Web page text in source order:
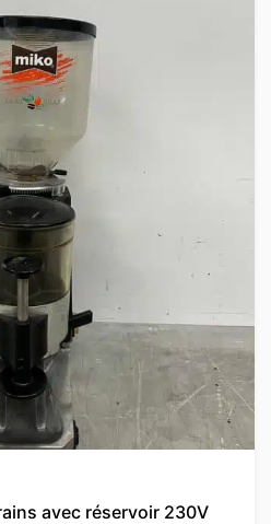
avec réservoir 230V